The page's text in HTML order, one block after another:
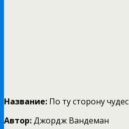
Название: По ту сторону чудес
Автор:Джордж Вандеман